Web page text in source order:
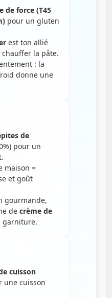
de force (T45
pour un gluten
est ton allié
la pâte.
: la
donne une
de
pour un
maison =
et goût
gourmande,
de crème de
garniture.
cuisson
une cuisson